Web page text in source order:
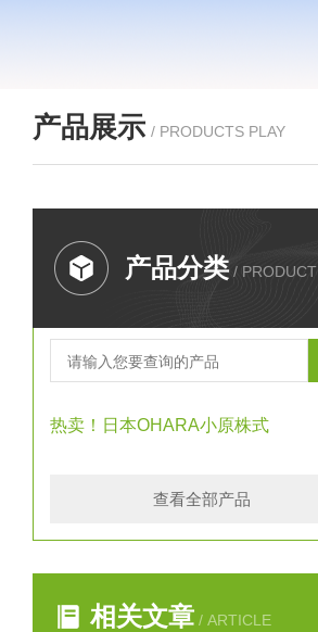
产品展示 / PRODUCTS PLAY
产品分类 / PRODUCT
热卖！日本OHARA小原株式
查看全部产品
相关文章 / ARTICLE